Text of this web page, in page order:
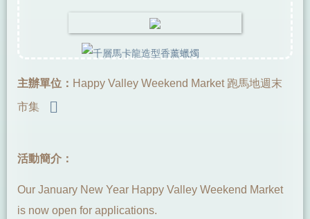
主辦單位： Happy Valley Weekend Market 跑馬地週末
市集
活動簡介：
Our January New Year Happy Valley Weekend Market
is now open for applications.